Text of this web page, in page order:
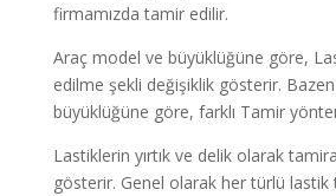
firmamızda tamir edilir.
Araç model ve büyüklüğüne göre,
edilme şekli değişiklik gösterir.
büyüklüğüne göre, farklı Tamir
Lastiklerin yırtık ve delik olarak
gösterir. Genel olarak her türlü lastik